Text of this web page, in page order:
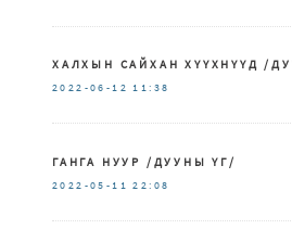
ХАЛХЫН САЙХАН ХҮҮХНҮҮД /
2022-06-12 11:38
ГАНГА НУУР /ДУУНЫ ҮГ/
2022-05-11 22:08